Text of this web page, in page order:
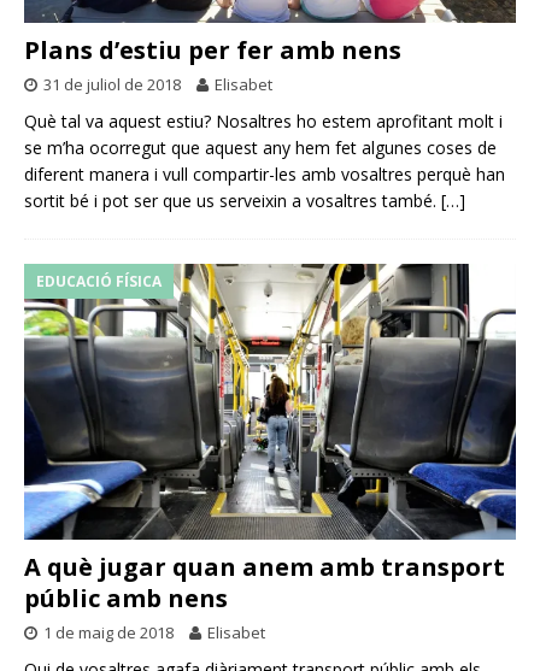
Plans d’estiu per fer amb nens
31 de juliol de 2018 Elisabet
Què tal va aquest estiu? Nosaltres ho estem aprofitant molt i
se m’ha ocorregut que aquest any hem fet algunes coses de
diferent manera i vull compartir-les amb vosaltres perquè han
sortit bé i pot ser que us serveixin a vosaltres també. […]
EDUCACIÓ FÍSICA
A què jugar quan anem amb transport
públic amb nens
1 de maig de 2018 Elisabet